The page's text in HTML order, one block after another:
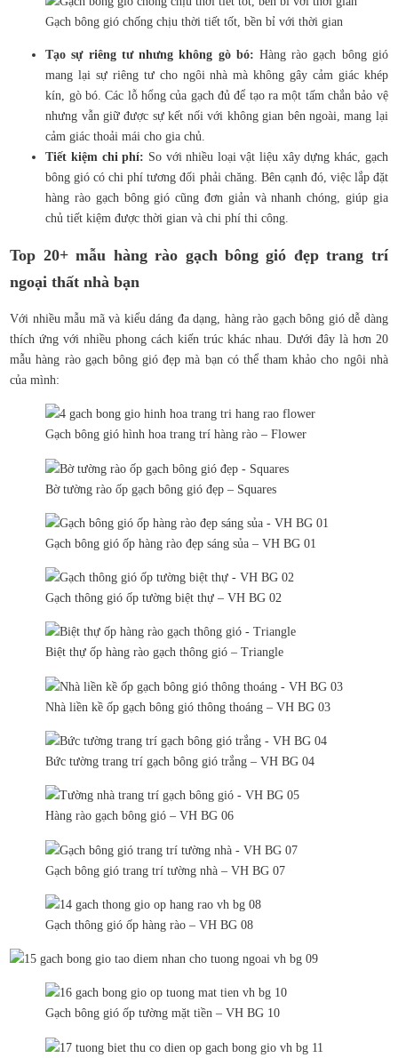
Gạch bông gió chống chịu thời tiết tốt, bền bỉ với thời gian
Tạo sự riêng tư nhưng không gò bó: Hàng rào gạch bông gió
mang lại sự riêng tư cho ngôi nhà mà không gây cảm giác khép
kín, gò bó. Các lỗ hổng của gạch đủ để tạo ra một tấm chắn bảo vệ
nhưng vẫn giữ được sự kết nối với không gian bên ngoài, mang lại
cảm giác thoải mái cho gia chủ.
Tiết kiệm chi phí: So với nhiều loại vật liệu xây dựng khác, gạch
bông gió có chi phí tương đối phải chăng. Bên cạnh đó, việc lắp đặt
hàng rào gạch bông gió cũng đơn giản và nhanh chóng, giúp gia
chủ tiết kiệm được thời gian và chi phí thi công.
Top 20+ mẫu hàng rào gạch bông gió đẹp trang trí
ngoại thất nhà bạn
Với nhiều mẫu mã và kiểu dáng đa dạng, hàng rào gạch bông gió dễ dàng
thích ứng với nhiều phong cách kiến trúc khác nhau. Dưới đây là hơn 20
mẫu hàng rào gạch bông gió đẹp mà bạn có thể tham khảo cho ngôi nhà
của mình:
Gạch bông gió hình hoa trang trí hàng rào – Flower
Bờ tường rào ốp gạch bông gió đẹp – Squares
Gạch bông gió ốp hàng rào đẹp sáng sủa – VH BG 01
Gạch thông gió ốp tường biệt thự – VH BG 02
Biệt thự ốp hàng rào gạch thông gió – Triangle
Nhà liền kề ốp gạch bông gió thông thoáng – VH BG 03
Bức tường trang trí gạch bông gió trắng – VH BG 04
Hàng rào gạch bông gió – VH BG 06
Gạch bông gió trang trí tường nhà – VH BG 07
Gạch thông gió ốp hàng rào – VH BG 08
Gạch bông gió ốp tường mặt tiền – VH BG 10